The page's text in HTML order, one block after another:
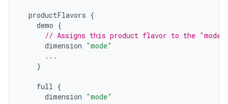
productFlavors {
demo {
// Assigns this product flavor to the "mode"
dimension "mode"
...
}
full {
dimension "mode"